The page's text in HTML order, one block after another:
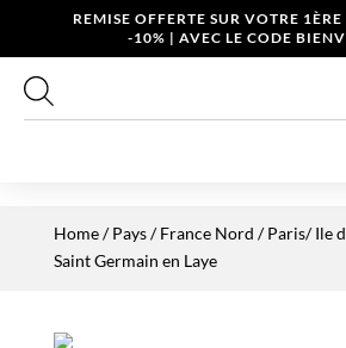
REMISE OFFERTE SUR VOTRE
-10% | AVEC LE CODE
Home/Pays/France Nord /Paris/ Ile
Saint Germain en Laye